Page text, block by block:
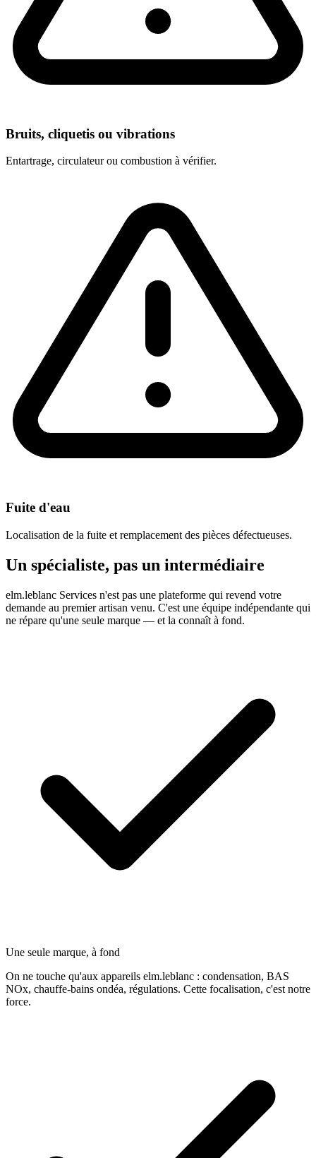
Bruits, cliquetis ou vibrations
Entartrage, circulateur ou combustion à vérifier.
Fuite d'eau
Localisation de la fuite et remplacement des pièces défectueuses.
Un spécialiste, pas un intermédiaire
elm.leblanc Services n'est pas une plateforme qui revend votre
demande au premier artisan venu. C'est une équipe indépendante qui
ne répare qu'une seule marque — et la connaît à fond.
Une seule marque, à fond
On ne touche qu'aux appareils elm.leblanc : condensation, BAS
NOx, chauffe-bains ondéa, régulations. Cette focalisation, c'est notre
force.